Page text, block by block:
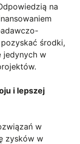
na
środki,
jedynych w
i lepszej
w
zysków w